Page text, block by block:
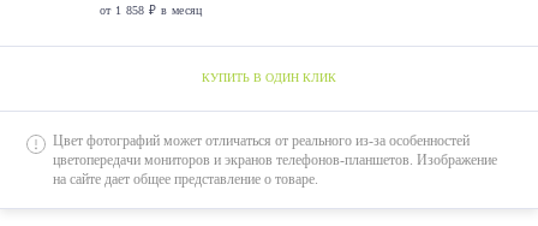
от 1 858 ₽ в месяц
КУПИТЬ В ОДИН КЛИК
Цвет фотографий может отличаться от реального из-за особенностей
цветопередачи мониторов и экранов телефонов-планшетов. Изображение
на сайте дает общее представление о товаре.